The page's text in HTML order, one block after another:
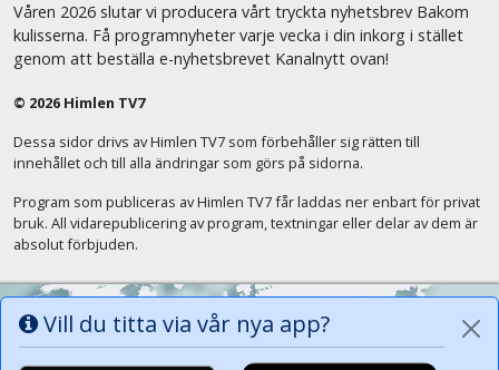
Våren 2026 slutar vi producera vårt tryckta nyhetsbrev Bakom
kulisserna. Få programnyheter varje vecka i din inkorg i stället
genom att beställa e-nyhetsbrevet Kanalnytt ovan!
Vill du titta via vår nya app?
© 2026 Himlen TV7
Dessa sidor drivs av Himlen TV7 som förbehåller sig rätten till
innehållet och till alla ändringar som görs på sidorna.
Program som publiceras av Himlen TV7 får laddas ner enbart för privat
bruk. All vidarepublicering av program, textningar eller delar av dem är
absolut förbjuden.
Alla tungor ska bekänna att Jesus Kristus